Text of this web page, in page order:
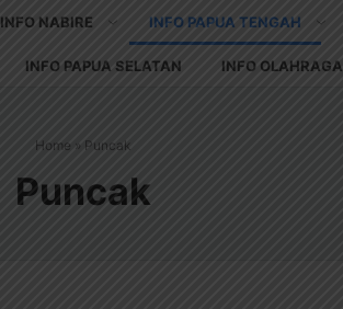
INFO NABIRE INFO PAPUA TENGAH
INFO PAPUA SELATAN INFO OLAHRAGA
Home » Puncak
Puncak